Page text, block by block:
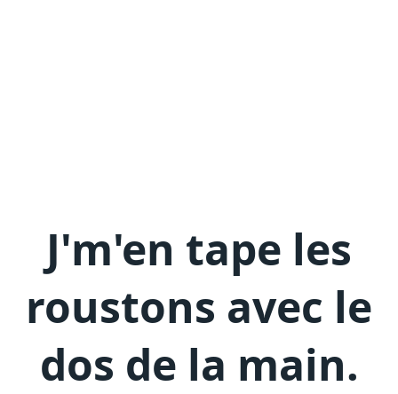
J'm'en tape les
roustons avec le
dos de la main.